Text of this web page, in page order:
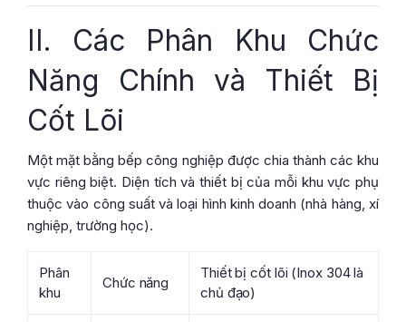
II. Các Phân Khu Chức
Năng Chính và Thiết Bị
Cốt Lõi
Một mặt bằng bếp công nghiệp được chia thành các khu
vực riêng biệt. Diện tích và thiết bị của mỗi khu vực phụ
thuộc vào công suất và loại hình kinh doanh (nhà hàng, xí
nghiệp, trường học).
Phân
khu
Chức năng
Thiết bị cốt lõi (Inox 304 là
chủ đạo)